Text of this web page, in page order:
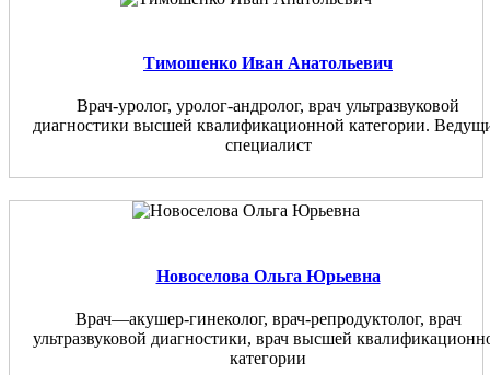
Тимошенко Иван Анатольевич
Врач-уролог, уролог-андролог, врач ультразвуковой
диагностики высшей квалификационной категории.
специалист
Новоселова Ольга Юрьевна
Врач—акушер-гинеколог, врач-репродуктолог, врач
ультразвуковой диагностики, врач высшей
категории